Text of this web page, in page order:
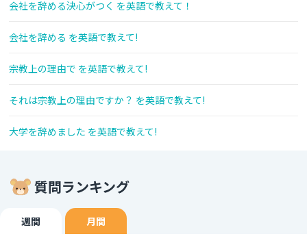
会社を辞める決心がつく を英語で教えて！
会社を辞める を英語で教えて!
宗教上の理由で を英語で教えて!
それは宗教上の理由ですか？ を英語で教えて!
大学を辞めました を英語で教えて!
質問ランキング
週間 月間